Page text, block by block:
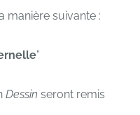
manière suivante :
”
Dessin seront remis